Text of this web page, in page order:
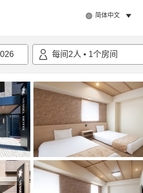
简体中文
每间 2人 • 1个房间